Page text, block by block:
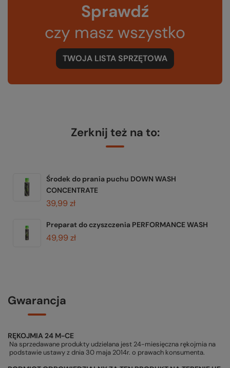
Sprawdź
czy masz wszystko
TWOJA LISTA SPRZĘTOWA
Zerknij też na to:
Środek do prania puchu DOWN WASH
CONCENTRATE
39,99 zł
Preparat do czyszczenia PERFORMANCE WASH
49,99 zł
Gwarancja
RĘKOJMIA 24 M-CE
Na sprzedawane produkty udzielana jest 24-miesięczna rękojmia na
podstawie ustawy z dnia 30 maja 2014r. o prawach konsumenta.